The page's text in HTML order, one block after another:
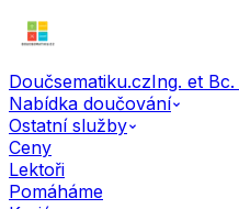
Doučsematiku.czIng. et
Nabídka doučování
Ostatní služby
Ceny
Lektoři
Pomáháme